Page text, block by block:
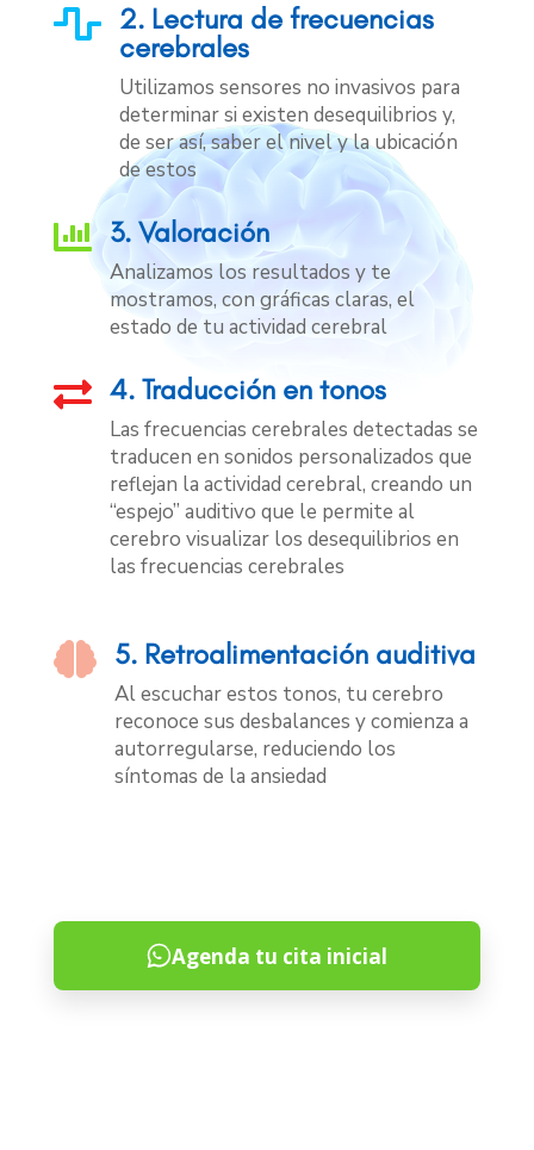
 2. Lectura de frecuencias
cerebrales
Utilizamos sensores no invasivos para
determinar si existen desequilibrios y,
de ser así, saber el nivel y la ubicación
de estos
 3. Valoración
Analizamos los resultados y te
mostramos, con gráficas claras, el
estado de tu actividad cerebral
 4. Traducción en tonos
Las frecuencias cerebrales detectadas se
traducen en sonidos personalizados que
reflejan la actividad cerebral, creando un
“espejo” auditivo que le permite al
cerebro visualizar los desequilibrios en
las frecuencias cerebrales
 5. Retroalimentación auditiva
Al escuchar estos tonos, tu cerebro
reconoce sus desbalances y comienza a
autorregularse, reduciendo los
síntomas de la ansiedad
Agenda tu cita inicial